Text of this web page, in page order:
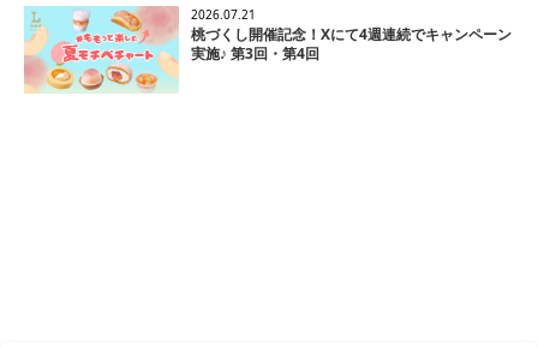
2026.07.21
桃づくし開催記念！Xにて4週連続でキャンペーン
実施♪ 第3回・第4回